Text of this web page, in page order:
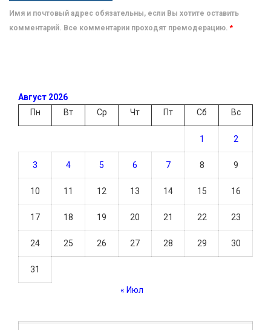
Имя и почтовый адрес обязательны, если Вы хотите оставить
комментарий. Все комментарии проходят премодерацию. *
Август 2026
Пн
Вт Ср Чт Пт Сб Вс
1 2
3 4 5 6 7 8 9
10 11 12 13 14 15 16
17 18 19 20 21 22 23
24 25 26 27 28 29 30
31
« Июл